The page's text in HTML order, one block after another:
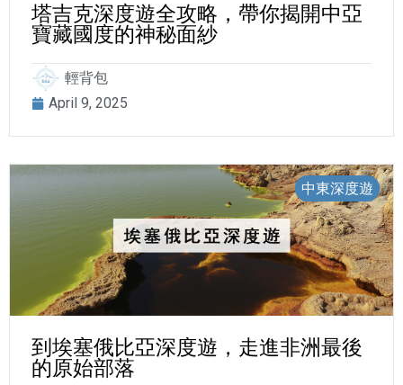
塔吉克深度遊全攻略，帶你揭開中亞
寶藏國度的神秘面紗
輕背包
April 9, 2025
中東深度遊
到埃塞俄比亞深度遊，走進非洲最後
的原始部落